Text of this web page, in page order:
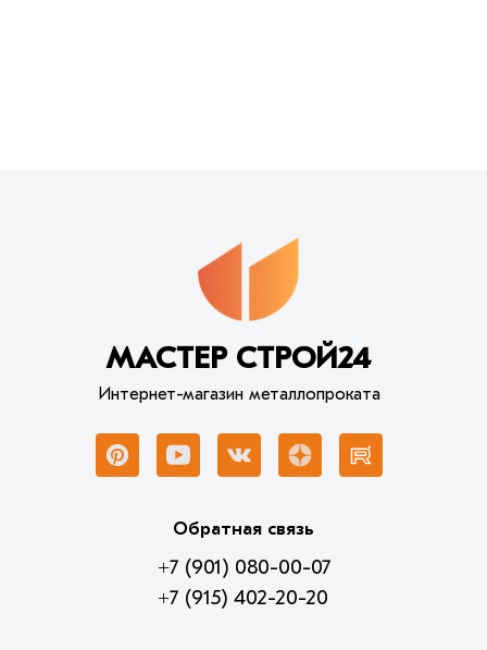
МАСТЕР СТРОЙ24
Интернет-магазин металлопроката
Обратная связь
+7 (901) 080-00-07
+7 (915) 402-20-20